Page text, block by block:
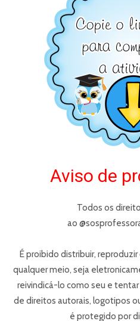
Aviso de
Todos os
ao
É proibido distribuir,
qualquer meio, seja
reivindicá-lo como seu e
de direitos autorais, logotipos
é protegido por